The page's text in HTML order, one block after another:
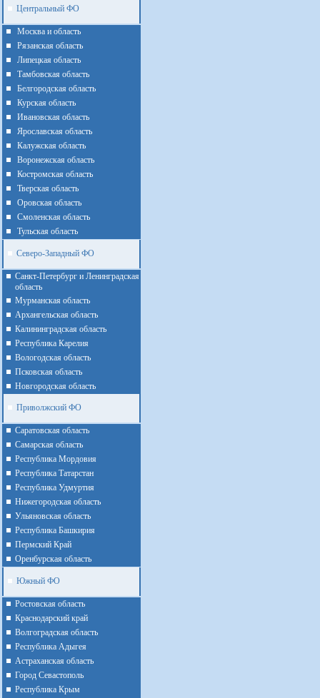
Центральный ФО
Москва и область
Рязанская область
Липецкая область
Тамбовская область
Белгородская область
Курская область
Ивановская область
Ярославская область
Калужская область
Воронежская область
Костромская область
Тверская область
Оровская область
Смоленская область
Тульская область
Северо-Западный ФО
Санкт-Петербург и Ленинградская
область
Мурманская область
Архангельская область
Калининградская область
Республика Карелия
Вологодская область
Псковская область
Новгородская область
Приволжский ФО
Cаратовская область
Cамарская область
Республика Мордовия
Республика Татарстан
Республика Удмуртия
Нижегородская область
Ульяновская область
Республика Башкирия
Пермский Край
Оренбурская область
Южный ФО
Ростовская область
Краснодарский край
Волгоградская область
Республика Адыгея
Астраханская область
Город Севастополь
Республика Крым